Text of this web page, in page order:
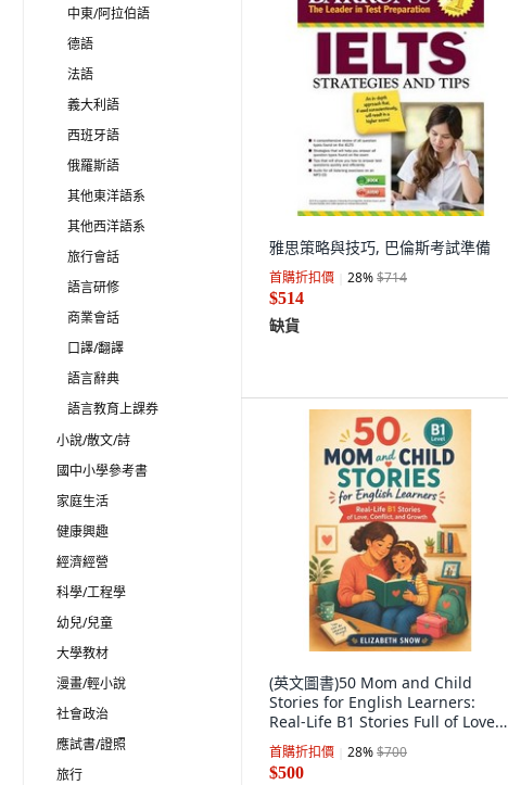
中東/阿拉伯語
德語
法語
義大利語
西班牙語
俄羅斯語
其他東洋語系
其他西洋語系
旅行會話
語言研修
商業會話
口譯/翻譯
語言辭典
語言教育上課券
小說/散文/詩
國中小學參考書
家庭生活
健康興趣
經濟經營
科學/工程學
幼兒/兒童
大學教材
漫畫/輕小說
社會政治
應試書/證照
旅行
雅思策略與技巧, 巴倫斯考試準備
首購折扣價 28%$714
$514
缺貨
(英文圖書)50 Mom and Child
Stories for English Learners:
Real-Life B1 Stories Full of Love...
平裝版, 英文, Independently
Published
首購折扣價 28%$700
$500